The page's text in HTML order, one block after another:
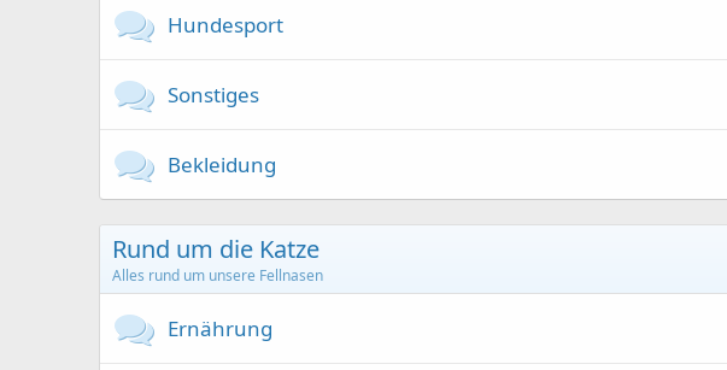
Hundesport
Sonstiges
Bekleidung
Rund um die Katze
Alles rund um unsere Fellnasen
Ernährung